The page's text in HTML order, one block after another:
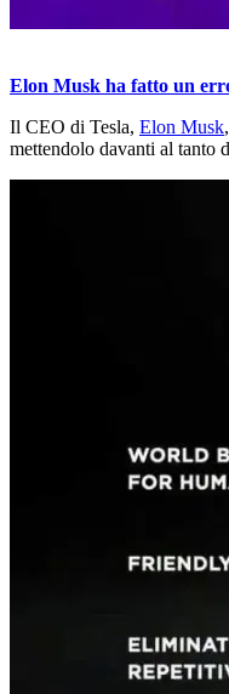
Elon Musk ha fatto un
Il CEO di Tesla, Elon Musk
mettendolo davanti al tanto